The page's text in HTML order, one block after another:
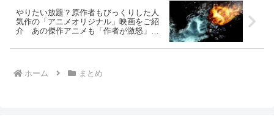
やりたい放題？原作者もびっくりした人
気作の「アニメオリジナル」映画をご紹
介 あの傑作アニメも「作者が激怒」の
ホーム まとめ